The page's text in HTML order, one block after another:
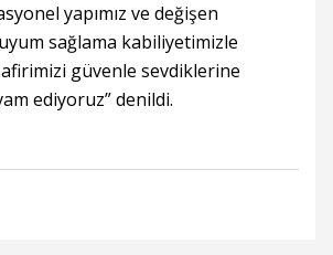
yapımız ve değişen
sağlama kabiliyetimizle
güvenle sevdiklerine
ediyoruz” denildi.